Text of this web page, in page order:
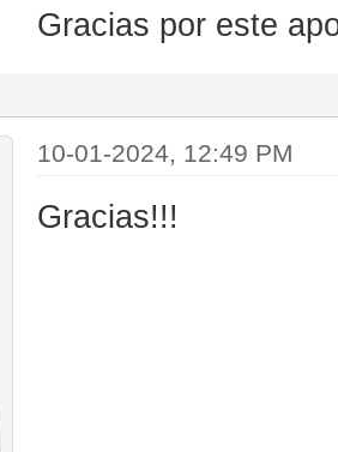
Gracias por este
10-01-2024, 12:49 PM
Gracias!!!